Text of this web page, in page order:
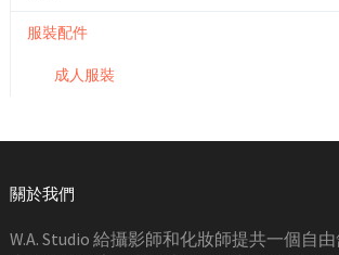
服裝配件
成人服裝
關於我們
W.A. Studio 給攝影師和化妝師提共一個自